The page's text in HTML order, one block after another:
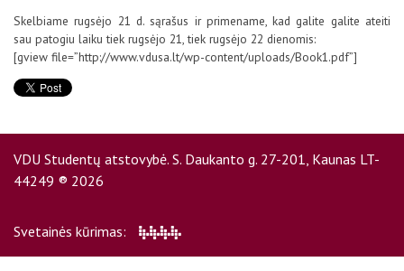
Privatumo politika
Skelbiame rugsėjo 21 d. sąrašus ir primename, kad galite galite ateiti
sau patogiu laiku tiek rugsėjo 21, tiek rugsėjo 22 dienomis:
[gview file=”http://www.vdusa.lt/wp-content/uploads/Book1.pdf”]
VDU Studentų atstovybė. S. Daukanto g. 27-201, Kaunas LT-
44249 ® 2026
Svetainės kūrimas: